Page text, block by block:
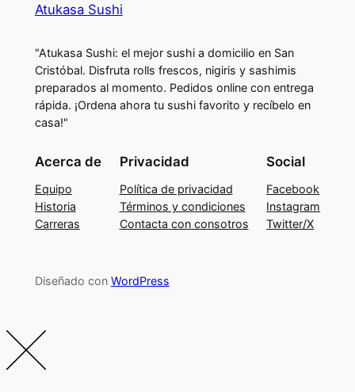
Atukasa Sushi
"Atukasa Sushi: el mejor sushi a domicilio en San
Cristóbal. Disfruta rolls frescos, nigiris y sashimis
preparados al momento. Pedidos online con entrega
rápida. ¡Ordena ahora tu sushi favorito y recíbelo en
casa!"
Acerca de
Equipo
Historia
Carreras
Privacidad
Política de privacidad
Términos y condiciones
Contacta con consotros
Social
Facebook
Instagram
Twitter/X
Diseñado con WordPress